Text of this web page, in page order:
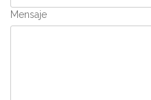
Mensaje